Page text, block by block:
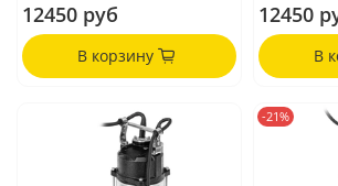
12450 руб
В корзину
12450
В
-21%